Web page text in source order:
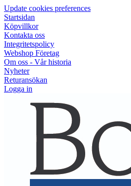
Update cookies preferences
Startsidan
Köpvillkor
Kontakta oss
Integritetspolicy
Webshop Företag
Om oss - Vår historia
Nyheter
Returansökan
Logga in